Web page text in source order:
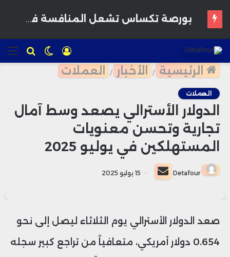
للبحث الوضع
المظلم
تسجيل
الدخول
الرئيسية / الأخبار / العملات
العملات
الدولار الأسترالي يصعد وسط آمال
تجارية وتحسن معنويات
المستهلكين في يوليو 2025
Detafour
أرسل
بريدا
15 يوليو 2025
صعد الدولار الأسترالي يوم الثلاثاء ليصل إلى نحو
0.654 دولار أمريكي، متعافياً من تراجع كبير سجله